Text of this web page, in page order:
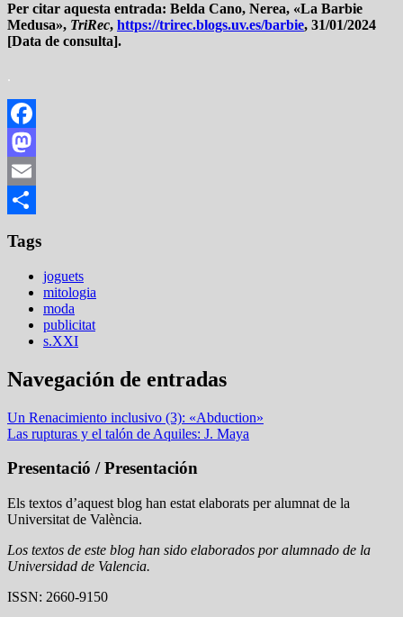
Per citar aquesta entrada: Belda Cano, Nerea, «La Barbie
Medusa», TriRec, https://trirec.blogs.uv.es/barbie, 31/01/2024
[Data de consulta].
.
Facebook
Mastodon
Email
Tags
joguets
mitologia
moda
publicitat
s.XXI
Navegación de entradas
Un Renacimiento inclusivo (3): «Abduction»
Las rupturas y el talón de Aquiles: J. Maya
Presentació / Presentación
Els textos d’aquest blog han estat elaborats per alumnat de la
Universitat de València.
Los textos de este blog han sido elaborados por alumnado de la
Universidad de Valencia.
ISSN: 2660-9150